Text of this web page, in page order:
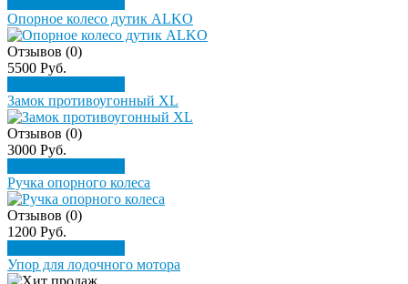
Опорное колесо дутик ALKO
Отзывов (0)
5500 Руб.
Замок противоугонный XL
Отзывов (0)
3000 Руб.
Ручка опорного колеса
Отзывов (0)
1200 Руб.
Упор для лодочного мотора